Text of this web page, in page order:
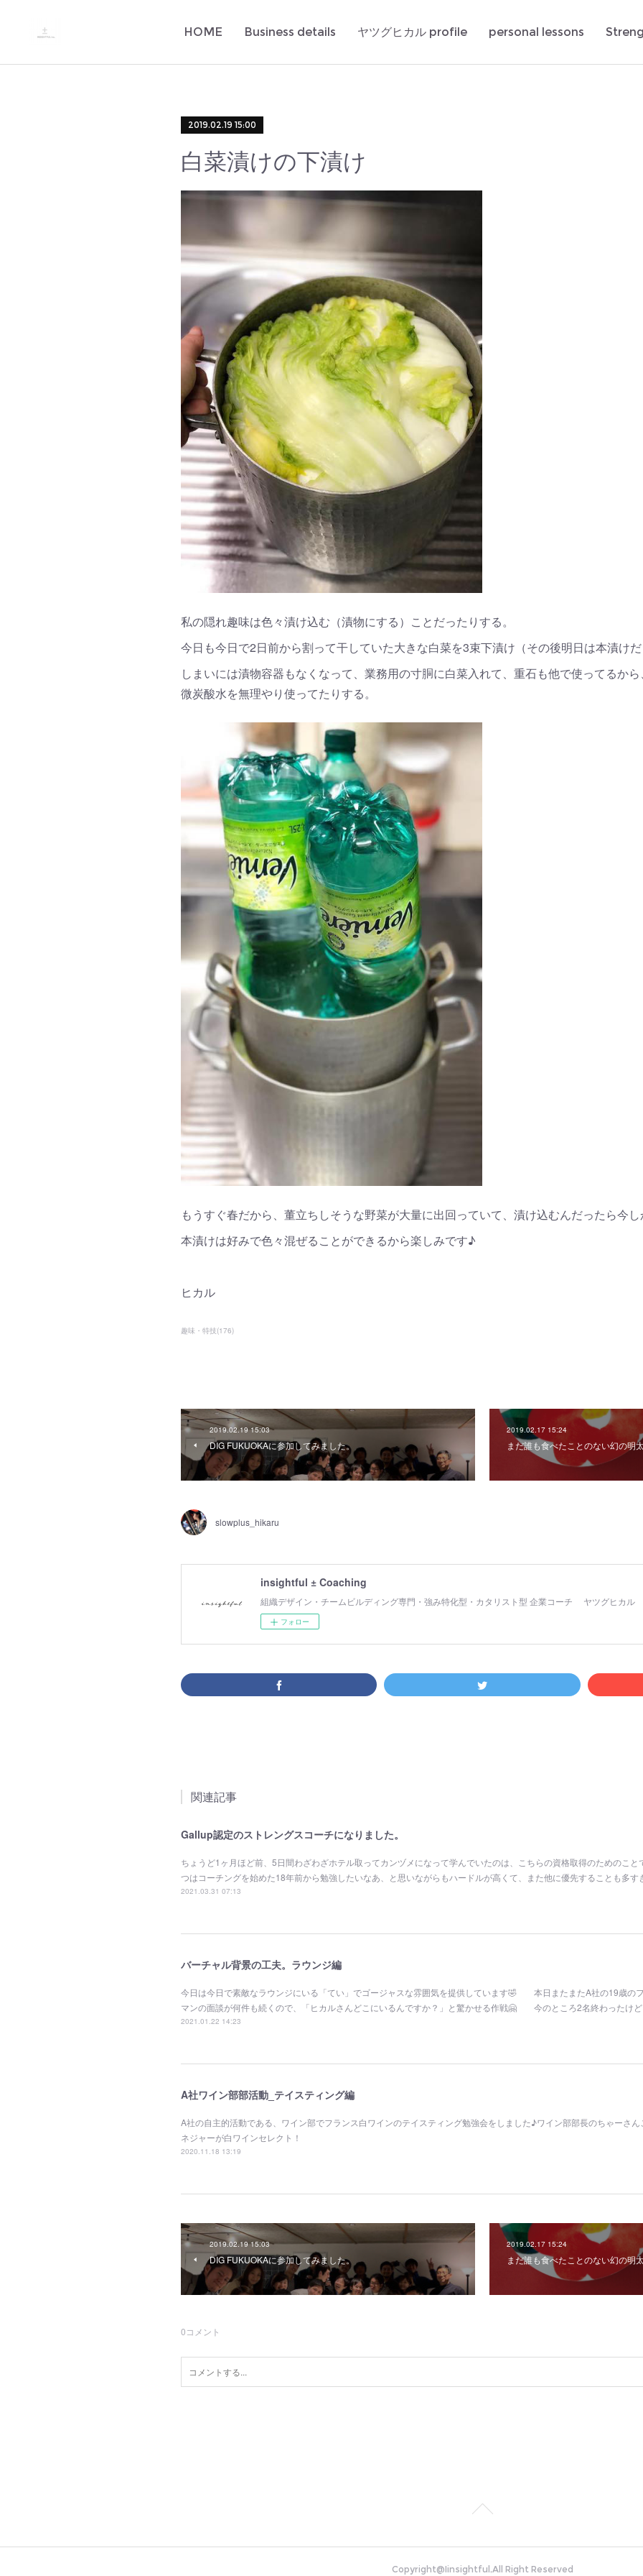
HOME Business details ヤツグヒカル profile personal lessons
2019.02.19 15:00
白菜漬けの下漬け
私の隠れ趣味は色々漬け込む（漬物にする）ことだったりする。
今日も今日で2日前から割って干していた大きな白菜を3束下漬け（その後明日は本漬け
しまいには漬物容器もなくなって、業務用の寸胴に白菜入れて、重石も他で使ってるか
微炭酸水を無理やり使ってたりする。
もうすぐ春だから、董立ちしそうな野菜が大量に出回っていて、漬け込むんだったら今
本漬けは好みで色々混ぜることができるから楽しみです♪
ヒカル
趣味・特技(176)
2019.02.19 15:03
DIG FUKUOKAに参加してみました。
2019.02.17 15:24
まだ誰も食べたことのない幻の明
slowplus_hikaru
insightful ± Coaching
組織デザイン・チームビルディング専門・強み特化型・カタリスト型 企業コーチ ヤツグヒカル
フォロー
関連記事
Gallup認定のストレングスコーチになりました。
ちょうど1ヶ月ほど前、5日間わざわざホテル取ってカンヅメになって学んでいたのは、こちらの資格取得のためのこと
つはコーチングを始めた18年前から勉強したいなあ、と思いながらもハードルが高くて、また他に優先することも多
2021.03.31 07:13
バーチャル背景の工夫。ラウンジ編
今日は今日で素敵なラウンジにいる「てい」でゴージャスな雰囲気を提供しています🤣 本日またまたA社の19歳の
マンの面談が何件も続くので、「ヒカルさんどこにいるんですか？」と驚かせる作戦🤗 今のところ2名終わったけ
2021.01.22 14:23
A社ワイン部部活動_テイスティング編
A社の自主的活動である、ワイン部でフランス白ワインのテイスティング勉強会をしました♪ワイン部部長のちゃーさん
ネジャーが白ワインセレクト！
2020.11.18 13:19
2019.02.19 15:03
DIG FUKUOKAに参加してみました。
2019.02.17 15:24
まだ誰も食べたことのない幻の明
0コメント
Copyright@Iinsightful,All Right Reserved